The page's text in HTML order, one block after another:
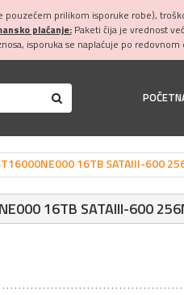
pouzećem prilikom isporuke robe),
plaćanje:Paketi čija je vrednost
isporuka se naplaćuje po
16TB SATAIII-600
16TB SATAIII-600